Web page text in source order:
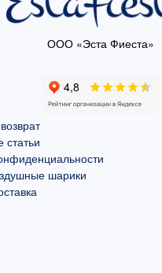
ООО «Эста Фиеста»
статьи
шарики